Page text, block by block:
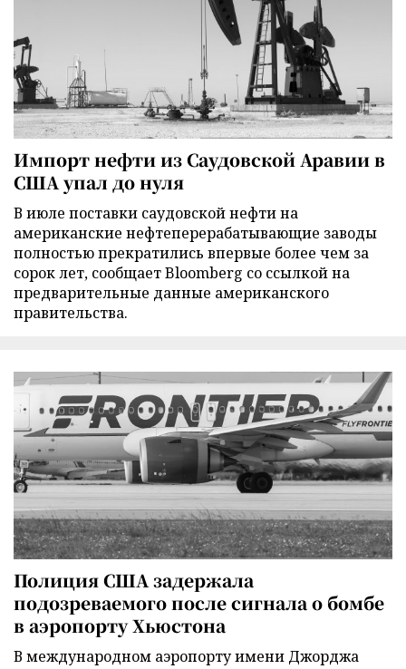
Импорт нефти из Саудовской Аравии в
США упал до нуля
В июле поставки саудовской нефти на
американские нефтеперерабатывающие заводы
полностью прекратились впервые более чем за
сорок лет, сообщает Bloomberg со ссылкой на
предварительные данные американского
правительства.
Полиция США задержала
подозреваемого после сигнала о бомбе
в аэропорту Хьюстона
В международном аэропорту имени Джорджа